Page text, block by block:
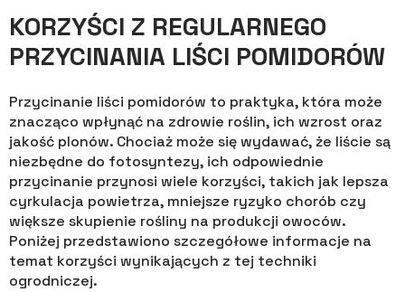
KORZYŚCI Z REGULARNEGO
PRZYCINANIA LIŚCI POMIDORÓW
Przycinanie liści pomidorów to praktyka, która może
znacząco wpłynąć na zdrowie roślin, ich wzrost oraz
jakość plonów. Chociaż może się wydawać, że liście są
niezbędne do fotosyntezy, ich odpowiednie
przycinanie przynosi wiele korzyści, takich jak lepsza
cyrkulacja powietrza, mniejsze ryzyko chorób czy
większe skupienie rośliny na produkcji owoców.
Poniżej przedstawiono szczegółowe informacje na
temat korzyści wynikających z tej techniki
ogrodniczej.